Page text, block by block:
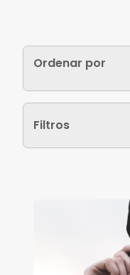
Filtros
Ordenar por